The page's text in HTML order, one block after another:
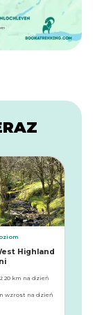
Highland
20 km na dzień
wzrost na dzień